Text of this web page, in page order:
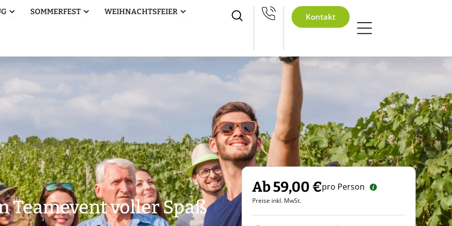
Öffne Betriebsausflug
SOMMERFEST Öffne Sommerfest
WEIHNACHTSFEIER Öffne Weihnachtsfeier
Kontakt
Teamevent voller Spaß
Ab 59,00 €pro Person
Preise inkl. MwSt.